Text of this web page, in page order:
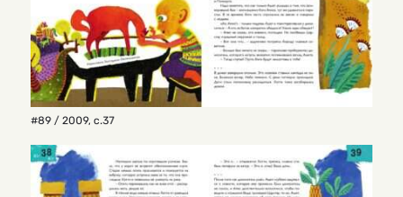
#89 / 2009, с.37